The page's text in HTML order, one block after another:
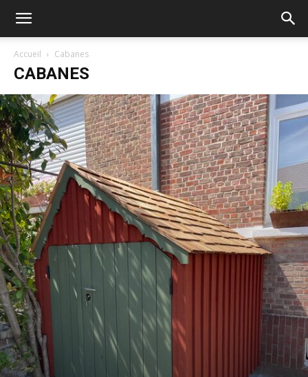
Accueil Cabanes
CABANES